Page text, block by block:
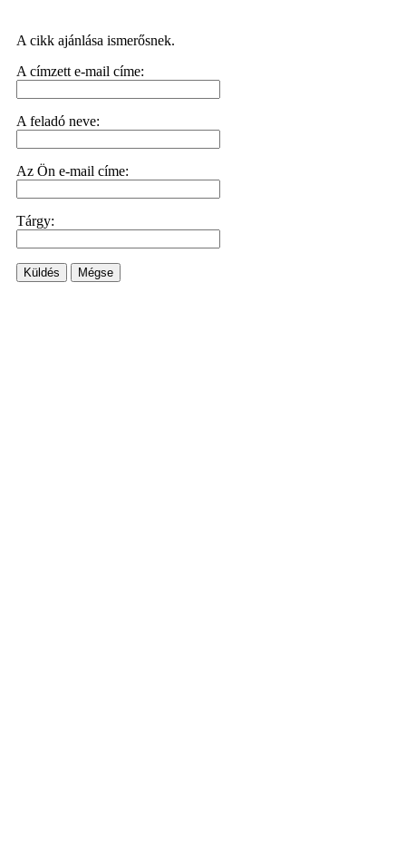
A cikk ajánlása ismerősnek.
A címzett e-mail címe:
A feladó neve:
Az Ön e-mail címe:
Tárgy:
Küldés Mégse